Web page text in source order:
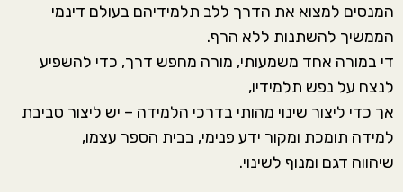
המנסים למצוא את הדרך ללב תלמידיהם בעולם דינמי
הממשיך להשתנות ללא הרף.
די במורה אחד משמעותי, מורה מחפש דרך, כדי להשפיע
לנצח על נפש תלמידיו,
אך כדי ליצור שינוי מהותי בדרכי הלמידה – יש ליצור סביבת
למידה תומכת ומקור ידע פנימי, בבית הספר עצמו,
שיהווה דגם ומנוף לשינוי.